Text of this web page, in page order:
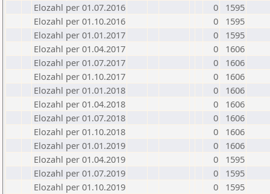
Elozahl per 01.07.2016
0
1595
Elozahl per 01.10.2016
0
1595
Elozahl per 01.01.2017
0
1595
Elozahl per 01.04.2017
0
1606
Elozahl per 01.07.2017
0
1606
Elozahl per 01.10.2017
0
1606
Elozahl per 01.01.2018
0
1606
Elozahl per 01.04.2018
0
1606
Elozahl per 01.07.2018
0
1606
Elozahl per 01.10.2018
0
1606
Elozahl per 01.01.2019
0
1606
Elozahl per 01.04.2019
0
1595
Elozahl per 01.07.2019
0
1595
Elozahl per 01.10.2019
0
1595